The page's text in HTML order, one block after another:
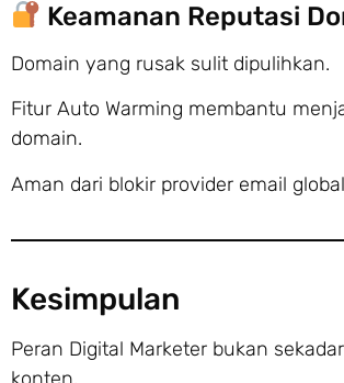
Keamanan Reputasi
Domain yang rusak sulit dipulihkan.
Fitur Auto Warming membantu
domain.
Aman dari blokir provider email
Kesimpulan
Peran Digital Marketer bukan